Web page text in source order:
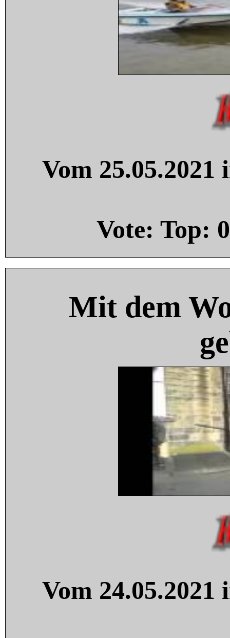
Vom
Vote: Top: 0
Mit dem
Vom